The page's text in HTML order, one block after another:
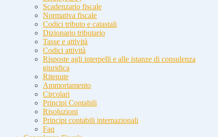
Scadenzario fiscale
Normativa fiscale
Codici tributo e catastali
Dizionario tributario
Tasse e attività
Codici attività
Risposte agli interpelli e alle istanze di consulenza
giuridica
Ritenute
Ammortamento
Circolari
Principi Contabili
Risoluzioni
Principi contabili internazionali
Faq